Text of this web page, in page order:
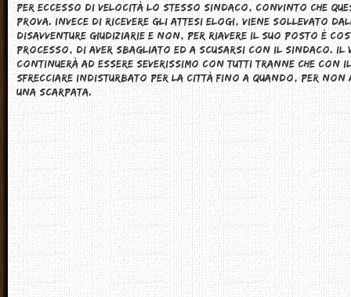
per eccesso di velocità lo stesso sindaco, convinto che
prova. Invece di ricevere gli attesi elogi, viene sollevato
disavventure giudiziarie e non, per riavere il suo posto è
processo, di aver sbagliato ed a scusarsi con il sindaco.
continuerà ad essere severissimo con tutti tranne che con
sfrecciare indisturbato per la città fino a quando, per
una scarpata.